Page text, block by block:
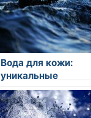
Вода для кожи:
уникальные
свойства
питьевого режима